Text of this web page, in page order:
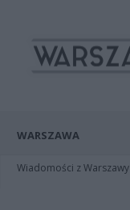
WARSZAWA
Wiadomości z Warszawy